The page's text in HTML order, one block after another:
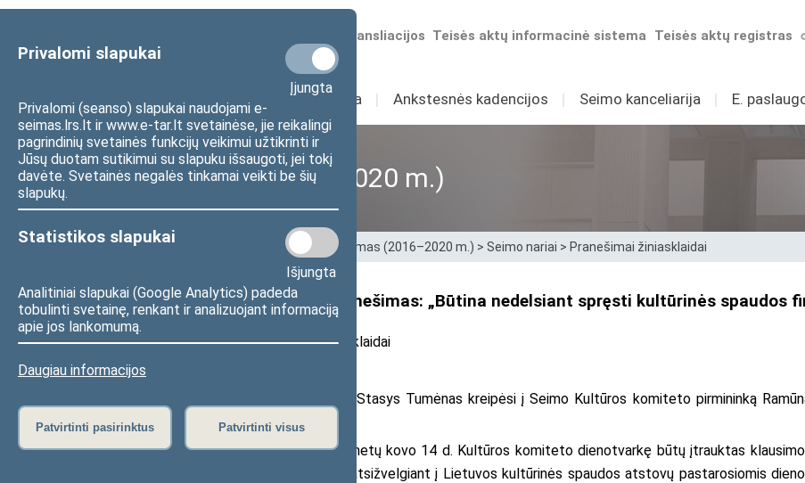
Privalomi slapukai
Įjungta
Privalomi (seanso) slapukai naudojami e-
seimas.lrs.lt ir www.e-tar.lt svetainėse, jie reikalingi
pagrindinių svetainės funkcijų veikimui užtikrinti ir
Jūsų duotam sutikimui su slapuku išsaugoti, jei tokį
davėte. Svetainės negalės tinkamai veikti be šių
slapukų.
Statistikos slapukai
Išjungta
Analitiniai slapukai (Google Analytics) padeda
tobulinti svetainę, renkant ir analizuojant informaciją
apie jos lankomumą.
Daugiau informacijos
Patvirtinti pasirinktus Patvirtinti visus
Teisės aktų registras
Teisės aktų informacinė sistema
Numatomos transliacijos
Sudėtis Veikla I Ankstesnės kadencijos I Seimo kanceliarija I E.
XII Seimas (2016–2020 m.)
Pradžia>Ankstesnės kadencijos > XII Seimas (2016–2020 m.) > Seimo nariai > Pranešimai žiniasklaidai
Seimo nario dr. S. Tumėno pranešimas: „Būtina nedelsiant spręsti kultūrinės spaudos
2018 m. vasario 6 d. pranešimas žiniasklaidai
Seimo Kultūros komiteto narys Stasys Tumėnas kreipėsi į Seimo Kultūros komiteto pirmininką
finansavimo padėties.
Seimo narys inicijuoja, kad į šių metų kovo 14 d. Kultūros komiteto dienotvarkę būtų įtrauktas
aptarimas ir svarstymas. Tai daroma atsižvelgiant į Lietuvos kultūrinės spaudos atstovų pastarosiomis